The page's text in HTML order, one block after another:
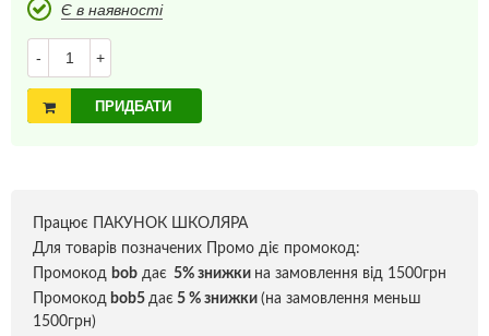
Є в наявності
- +
ПРИДБАТИ
Працює ПАКУНОК ШКОЛЯРА
Для товарів позначених Промо діє промокод:
Промокод bob дає 5% знижки на замовлення від 1500грн
Промокод bob5 дає 5 % знижки (на замовлення меньш
1500грн)